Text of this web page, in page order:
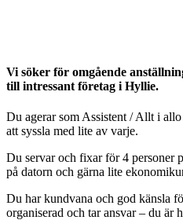
Vi söker för omgående
till intressant företag i Hyllie.
Du agerar som Assistent / Allt i
att syssla med lite av varje.
Du servar och fixar för 4 personer
på datorn och gärna lite
Du har kundvana och god känsla
organiserad och tar ansvar – du är